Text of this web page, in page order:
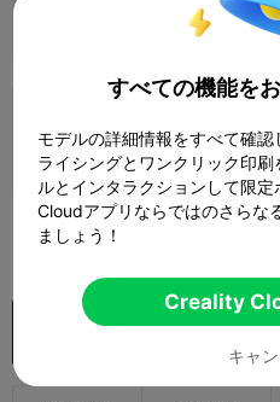
 09h 36m
 09h 37m
購
すべての機能を
モデルの詳細情報をすべて確
ライシングとワンクリック印
ルとインタラクションして限
Cloudアプリならではのさらな
ましょう！
Creality
キャ